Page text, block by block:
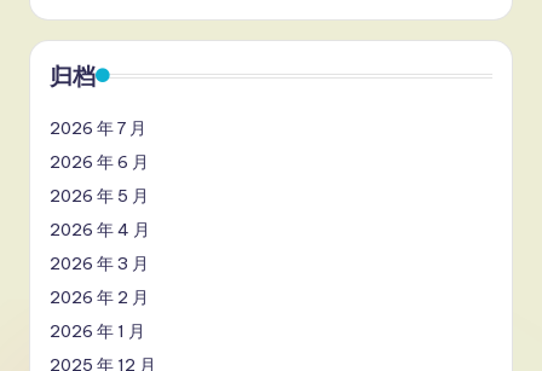
归档
2026 年 7 月
2026 年 6 月
2026 年 5 月
2026 年 4 月
2026 年 3 月
2026 年 2 月
2026 年 1 月
2025 年 12 月